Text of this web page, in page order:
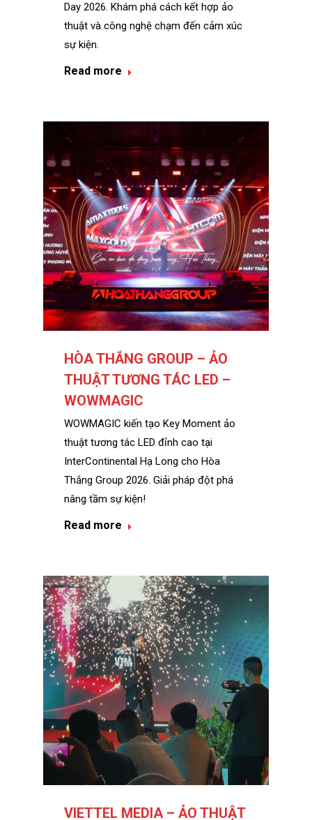
Day 2026. Khám phá cách kết hợp ảo
thuật và công nghệ chạm đến cảm xúc
sự kiện.
Read more
HÒA THẮNG GROUP – ẢO
THUẬT TƯƠNG TÁC LED –
WOWMAGIC
WOWMAGIC kiến tạo Key Moment ảo
thuật tương tác LED đỉnh cao tại
InterContinental Hạ Long cho Hòa
Thắng Group 2026. Giải pháp đột phá
nâng tầm sự kiện!
Read more
VIETTEL MEDIA – ẢO THUẬT